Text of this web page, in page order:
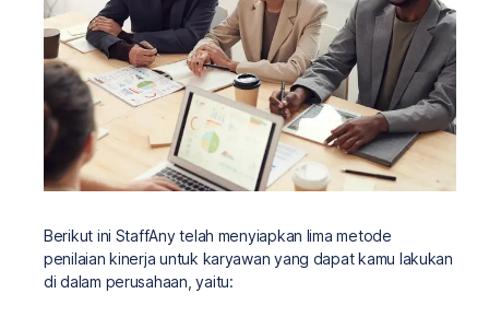
Berikut ini StaffAny telah menyiapkan lima metode
penilaian kinerja untuk karyawan yang dapat kamu lakukan
di dalam perusahaan, yaitu: